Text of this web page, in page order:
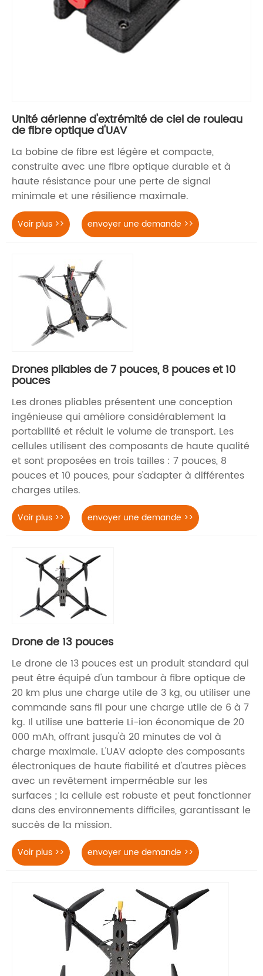
Unité aérienne d'extrémité de ciel de rouleau
de fibre optique d'UAV
La bobine de fibre est légère et compacte,
construite avec une fibre optique durable et à
haute résistance pour une perte de signal
minimale et une résilience maximale.
Voir plus >> envoyer une demande >>
Drones pliables de 7 pouces, 8 pouces et 10
pouces
Les drones pliables présentent une conception
ingénieuse qui améliore considérablement la
portabilité et réduit le volume de transport. Les
cellules utilisent des composants de haute qualité
et sont proposées en trois tailles : 7 pouces, 8
pouces et 10 pouces, pour s'adapter à différentes
charges utiles.
Voir plus >> envoyer une demande >>
Drone de 13 pouces
Le drone de 13 pouces est un produit standard qui
peut être équipé d'un tambour à fibre optique de
20 km plus une charge utile de 3 kg, ou utiliser une
commande sans fil pour une charge utile de 6 à 7
kg. Il utilise une batterie Li-ion économique de 20
000 mAh, offrant jusqu'à 20 minutes de vol à
charge maximale. L'UAV adopte des composants
électroniques de haute fiabilité et d'autres pièces
avec un revêtement imperméable sur les
surfaces ; la cellule est robuste et peut fonctionner
dans des environnements difficiles, garantissant le
succès de la mission.
Voir plus >> envoyer une demande >>